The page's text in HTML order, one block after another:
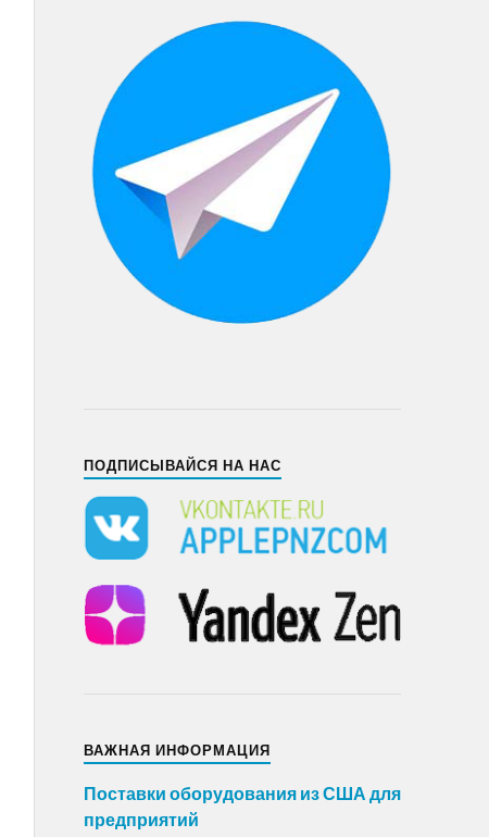
ПОДПИСЫВАЙСЯ НА НАС
ВАЖНАЯ ИНФОРМАЦИЯ
Поставки оборудования из США для
предприятий